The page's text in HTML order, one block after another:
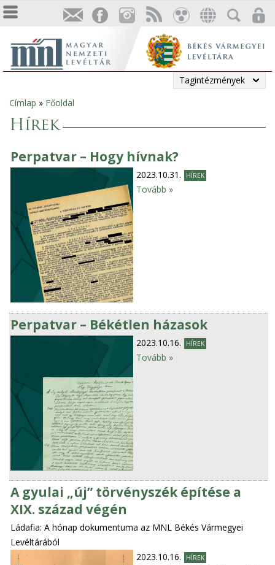
Tagintézmények
Jelenlegi
hely
Címlap » Főoldal
Hírek
Perpatvar – Hogy hívnak?
2023.10.31. HÍREK
Tovább »
Perpatvar – Békétlen házasok
2023.10.16. HÍREK
Tovább »
A gyulai „új” törvényszék építése a
XIX. század végén
Ládafia: A hónap dokumentuma az MNL Békés Vármegyei
Levéltárából
2023.10.16.
HÍREK